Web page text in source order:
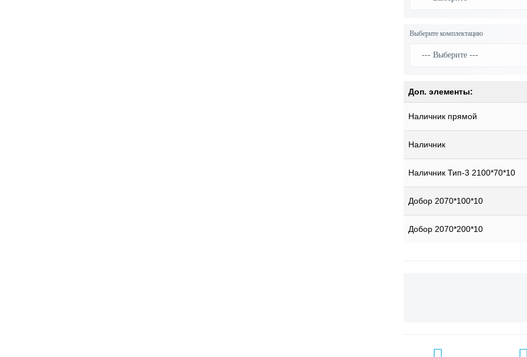
Выберите комплектацию
Доп. элементы:
Наличник прямой
Наличник
Наличник Тип-3 2100*70*10
Добор 2070*100*10
Добор 2070*200*10